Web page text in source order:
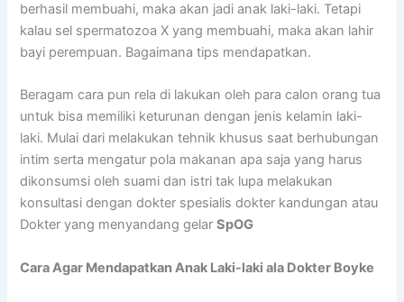
berhasil membuahi, maka akan jadi anak laki-laki. Tetapi
kalau sel spermatozoa X yang membuahi, maka akan lahir
bayi perempuan. Bagaimana tips mendapatkan.
Beragam cara pun rela di lakukan oleh para calon orang tua
untuk bisa memiliki keturunan dengan jenis kelamin laki-
laki. Mulai dari melakukan tehnik khusus saat berhubungan
intim serta mengatur pola makanan apa saja yang harus
dikonsumsi oleh suami dan istri tak lupa melakukan
konsultasi dengan dokter spesialis dokter kandungan atau
Dokter yang menyandang gelarSpOG
Cara Agar Mendapatkan Anak Laki-laki ala Dokter Boyke